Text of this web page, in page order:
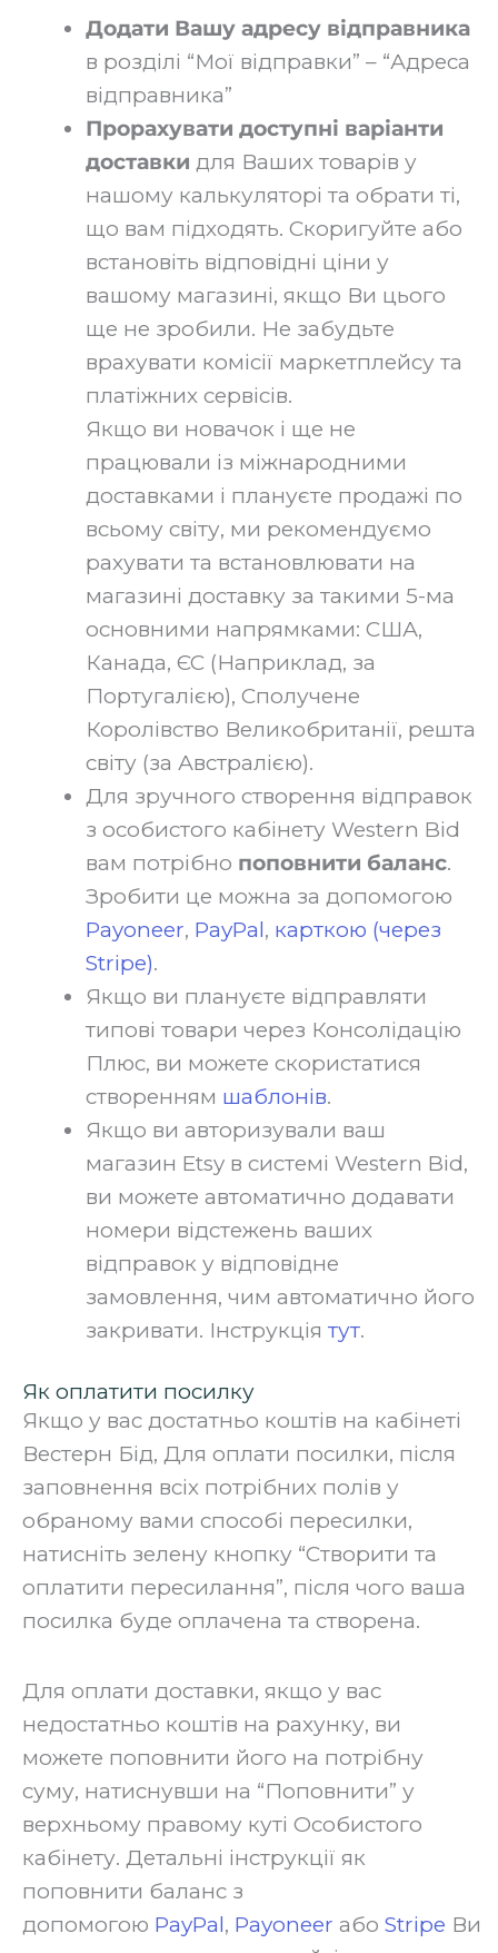
Додати Вашу адресу відправника
в розділі “Мої відправки” – “Адреса
відправника”‍
Прорахувати доступні варіанти
доставки для Ваших товарів у
нашому калькуляторі та обрати ті,
що вам підходять. Скоригуйте або
встановіть відповідні ціни у
вашому магазині, якщо Ви цього
ще не зробили. Не забудьте
врахувати комісії маркетплейсу та
платіжних сервісів.
Якщо ви новачок і ще не
працювали із міжнародними
доставками і плануєте продажі по
всьому світу, ми рекомендуємо
рахувати та встановлювати на
магазині доставку за такими 5-ма
основними напрямками: США,
Канада, ЄС (Наприклад, за
Португалією), Сполучене
Королівство Великобританії, решта
світу (за Австралією).‍
Для зручного створення відправок
з особистого кабінету Western Bid
вам потрібно поповнити баланс.
Зробити це можна за допомогою
Payoneer, PayPal, карткою (через
Stripe).‍
Якщо ви плануєте відправляти
типові товари через Консолідацію
Плюс, ви можете скористатися
створенням шаблонів.‍
Якщо ви авторизували ваш
магазин Etsy в системі Western Bid,
ви можете автоматично додавати
номери відстежень ваших
відправок у відповідне
замовлення, чим автоматично його
закривати. Інструкція тут.‍
Як оплатити посилку
Якщо у вас достатньо коштів на кабінеті
Вестерн Бід, Для оплати посилки, після
заповнення всіх потрібних полів у
обраному вами способі пересилки,
натисніть зелену кнопку “Створити та
оплатити пересилання”, після чого ваша
посилка буде оплачена та створена.‍
Для оплати доставки, якщо у вас
недостатньо коштів на рахунку, ви
можете поповнити його на потрібну
суму, натиснувши на “Поповнити” у
верхньому правому куті Особистого
кабінету. Детальні інструкції як
поповнити баланс з
допомогою PayPal, Payoneer або Stripe Ви